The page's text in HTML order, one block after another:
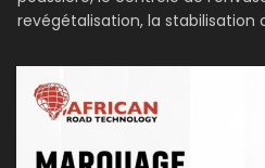
revégétalisation, la stabilisation